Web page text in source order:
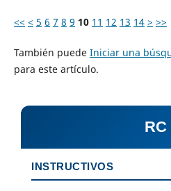
<< < 5 6 7 8 9 10 11 12 13 14 > >>
También puede Iniciar una
para este artículo.
RC
INSTRUCTIVOS